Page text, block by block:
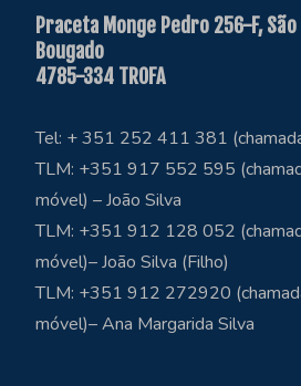
Praceta Monge Pedro 256-F,
Bougado
4785-334 TROFA
Tel: + 351 252 411 381
TLM: +351 917 552 595
móvel) – João Silva
TLM: +351 912 128 052
móvel)– João Silva (Filho)
TLM: +351 912 272920
móvel)– Ana Margarida Silva